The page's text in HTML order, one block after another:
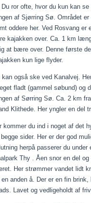
Du ror ofte, hvor du kun kan
af Sjørring Sø. Området
oddere her. Ved Rosvang
kajakken over. Ca. 1 km
at bære over. Denne første
kun lige flyder.
også ske ved Kanalvej.
fladt (gammel søbund) og
af Sørring Sø. Ca. 2 km
Klithede. Her yngler en del
kommer du ind i noget af det
sider. Her er der god
herpå passerer du
Thy . Åen snor en del
Her strømmer vandet lidt
anden å. Der er en fin
Lavet og vedligeholdt af